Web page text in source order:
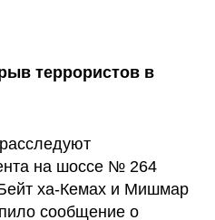
террористов в
на шоссе № 264
ха-Кемах и Мишмар
сообщение о